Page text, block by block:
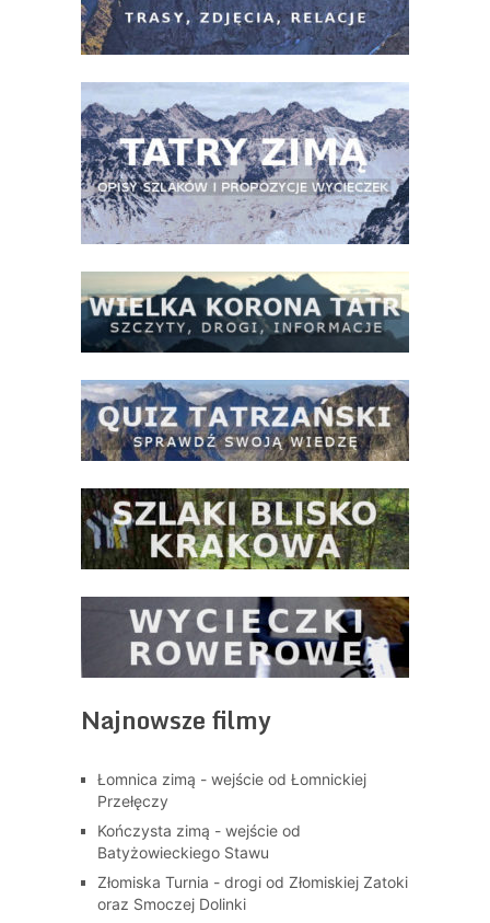
Najnowsze filmy
Łomnica zimą - wejście od Łomnickiej
Przełęczy
Kończysta zimą - wejście od
Batyżowieckiego Stawu
Złomiska Turnia - drogi od Złomiskiej Zatoki
oraz Smoczej Dolinki